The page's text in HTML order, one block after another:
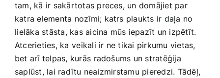
tam, kā ir sakārtotas preces,​ un‍ domājiet par
katra elementa nozīmi; katrs plaukts ​ir daļa no
⁤lielāka stāsta, kas aicina mūs iepazīt un izpētīt.
Atcerieties, ka ⁣veikali‍ ir ne tikai pirkumu ​vietas,⁣
bet arī telpas, kurās⁢ radošums un stratēģija
saplūst, lai radītu neaizmirstamu pieredzi. Tādēļ,